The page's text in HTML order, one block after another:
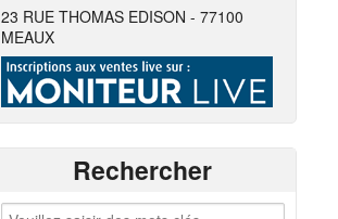
23 RUE THOMAS EDISON - 77100
MEAUX
Rechercher